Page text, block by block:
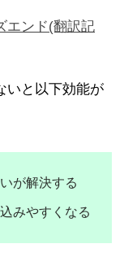
エンド(翻訳記
いと以下効能が
が解決する
みやすくなる